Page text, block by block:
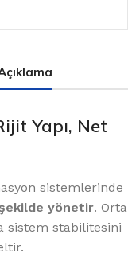
Yapı, Net
sistemlerinde
yönetir. Orta
sistem stabilitesini